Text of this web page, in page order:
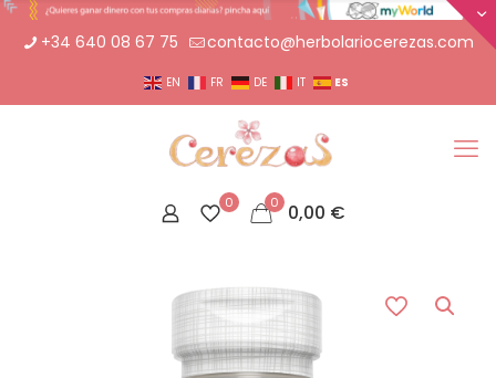
+34 640 08 67 75 contacto@herbolariocerezas.com
EN FR DE IT ES
0 0 0,00 €